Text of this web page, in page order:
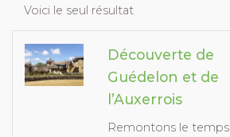
Voici le seul résultat
Découverte de
Guédelon et de
l’Auxerrois
Remontons le temps